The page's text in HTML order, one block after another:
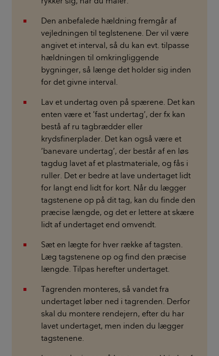
Den anbefalede hældning fremgår af
vejledningen til teglstenene. Der vil være
angivet et interval, så du kan evt. tilpasse
hældningen til omkringliggende
bygninger, så længe det holder sig inden
for det givne interval.
Lav et undertag oven på spærene. Det kan
enten være et ’fast undertag’, der fx kan
bestå af ru tagbrædder eller
krydsfinerplader. Det kan også være et
’banevare undertag’, der består af en løs
tagdug lavet af et plastmateriale, og fås i
ruller. Det er bedre at lave undertaget lidt
for langt end lidt for kort. Når du lægger
tagstenene op på dit tag, kan du finde den
præcise længde, og det er lettere at skære
lidt af undertaget end omvendt.
Sæt en lægte for hver række af tagsten.
Læg tagstenene op og find den præcise
længde. Tilpas herefter undertaget.
Tagrenden monteres, så vandet fra
undertaget løber ned i tagrenden. Derfor
skal du montere rendejern, efter du har
lavet undertaget, men inden du lægger
tagstenene.